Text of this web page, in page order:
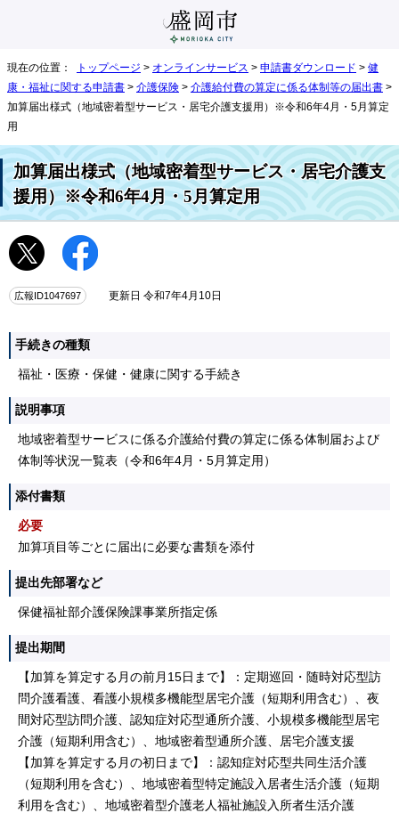
現在の位置： トップページ > オンラインサービス > 申請書ダウンロード > 健
康・福祉に関する申請書 > 介護保険 > 介護給付費の算定に係る体制等の届出書 >
加算届出様式（地域密着型サービス・居宅介護支援用）※令和6年4月・5月算定
用
加算届出様式（地域密着型サービス・居宅介護支
援用）※令和6年4月・5月算定用
広報ID1047697 更新日 令和7年4月10日
手続きの種類
福祉・医療・保健・健康に関する手続き
説明事項
地域密着型サービスに係る介護給付費の算定に係る体制届および
体制等状況一覧表（令和6年4月・5月算定用）
添付書類
必要
加算項目等ごとに届出に必要な書類を添付
提出先部署など
保健福祉部介護保険課事業所指定係
提出期間
【加算を算定する月の前月15日まで】：定期巡回・随時対応型訪
問介護看護、看護小規模多機能型居宅介護（短期利用含む）、夜
間対応型訪問介護、認知症対応型通所介護、小規模多機能型居宅
介護（短期利用含む）、地域密着型通所介護、居宅介護支援
【加算を算定する月の初日まで】：認知症対応型共同生活介護
（短期利用を含む）、地域密着型特定施設入居者生活介護（短期
利用を含む）、地域密着型介護老人福祉施設入所者生活介護